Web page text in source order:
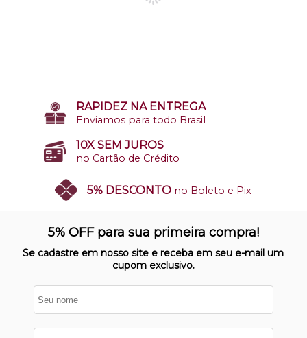
RAPIDEZ NA ENTREGA
Enviamos para todo Brasil
10X SEM JUROS
no Cartão de Crédito
5% DESCONTO no Boleto e Pix
Nosso site opera em ambiente
protegido
5% OFF para sua primeira compra!
Se cadastre em nosso site e receba em seu e-mail um
cupom exclusivo.